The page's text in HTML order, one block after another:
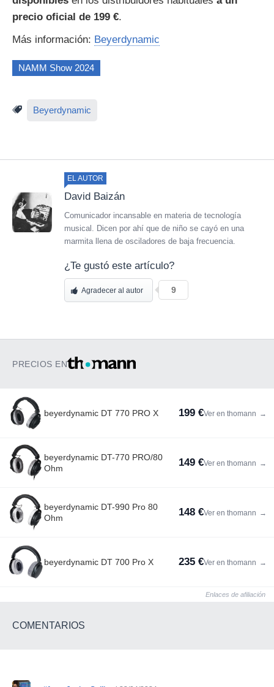
precio oficial de 199 €.
Más información: Beyerdynamic
NAMM Show 2024
Beyerdynamic
EL AUTOR
David Baizán
Comunicador incansable en materia de tecnología
musical. Dicen por ahí que de niño se cayó en una
marmita llena de osciladores de baja frecuencia.
¿Te gustó este artículo?
Agradecer al autor 9
PRECIOS EN
beyerdynamic DT 770 PRO X 199 €Ver en thomann →
beyerdynamic DT-770 PRO/80
Ohm
149 €Ver en thomann →
beyerdynamic DT-990 Pro 80
Ohm
148 €Ver en thomann →
beyerdynamic DT 700 Pro X 235 €Ver en thomann →
Enlaces de afiliación
COMENTARIOS